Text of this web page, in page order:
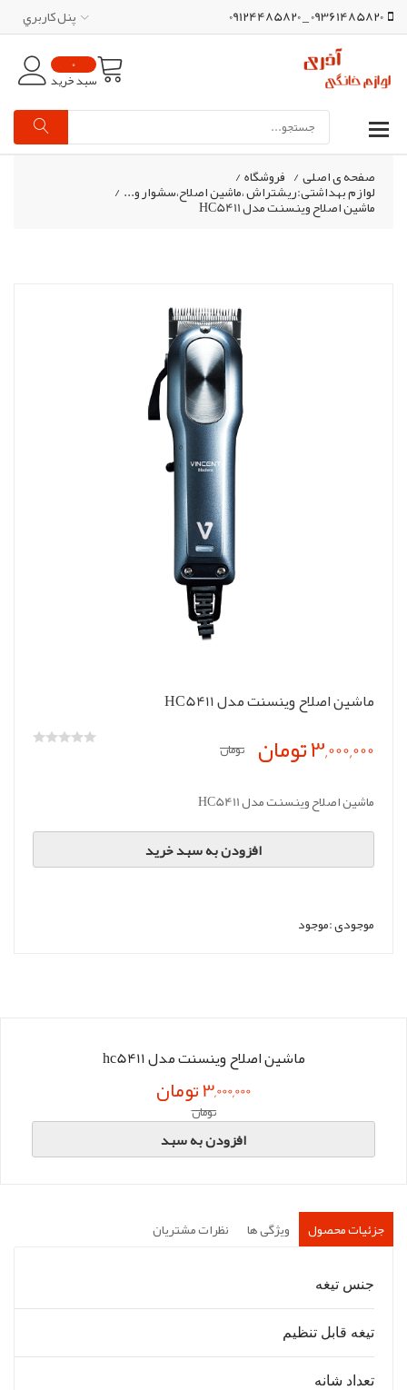
09361485820 _ 09124485820 پنل کاربري
0
سبد خرید
صفحه ی اصلی/ فروشگاه/
لوازم بهداشتی:ریشتراش ،ماشین اصلاح،سشوار و... /
ماشین اصلاح وینسنت مدل HC5411
ماشین اصلاح وینسنت مدل HC5411
3,000,000 تومان تومان
ماشین اصلاح وینسنت مدل HC5411
افزودن به سبد خرید
موجودی :موجود
ماشین اصلاح وینسنت مدل hc5411
3,000,000 تومان
تومان
افزودن به سبد
جزئیات محصول ویژگی ها نظرات مشتریان
جنس تیغه
تیغه قابل تنظیم
تعداد شانه